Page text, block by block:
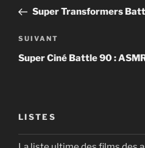
précédent
Super Transformers
Article
suivant
SUIVANT
Super Ciné Battle 90 :
LISTES